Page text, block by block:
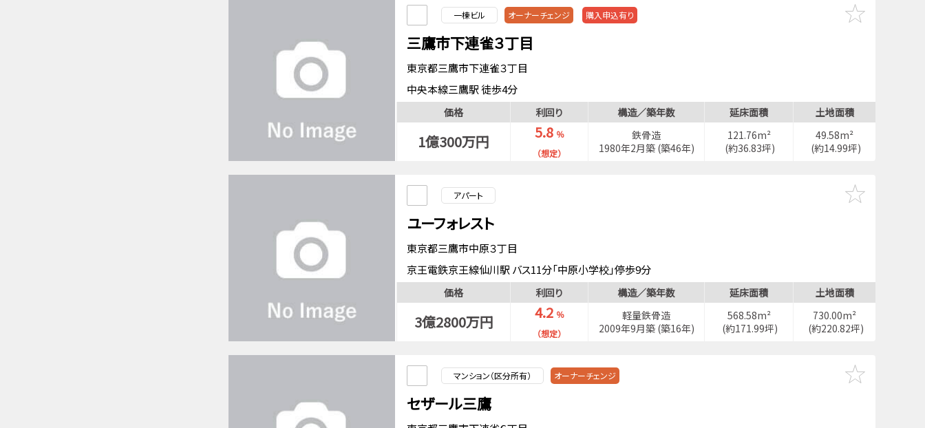
一棟ビル オーナーチェンジ 購入申込有り
三鷹市下連雀３丁目
東京都三鷹市下連雀３丁目
中央本線三鷹駅 徒歩4分
中央・総武緩行線三鷹駅 徒歩4分
価格 利回り 構造／築年数 延床面積 土地面積
1億300万円 5.8 ％
（想定）
鉄骨造
1980年2月築 (築46年)
121.76m²
(約36.83坪)
49.58m²
(約14.99坪)
アパート
ユーフォレスト
東京都三鷹市中原３丁目
京王電鉄京王線仙川駅 バス11分「中原小学校」停歩9分
中央・総武緩行線吉祥寺駅 バス20分「中原三丁目」停歩4分
価格 利回り 構造／築年数 延床面積 土地面積
3億2800万円 4.2 ％
（想定）
軽量鉄骨造
2009年9月築 (築16年)
568.58m²
(約171.99坪)
730.00m²
(約220.82坪)
マンション（区分所有） オーナーチェンジ
セザール三鷹